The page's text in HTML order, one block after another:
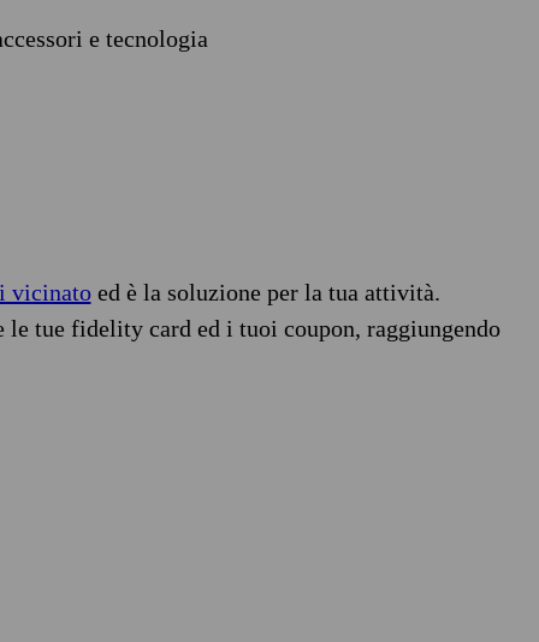
e tecnologia
vicinatoed è la soluzione per la tua attività.
tue fidelity card ed i tuoi coupon, raggiungendo